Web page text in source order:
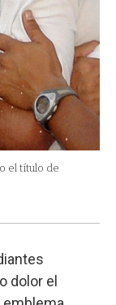
el título de
dolor el